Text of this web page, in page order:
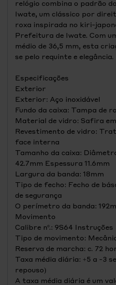
relógio combina o padrão
Iwate, um clássico por
roxa inspirada no kiri-
Prefeitura de Iwate. Com
médio de 36,5 mm, esta
se pelo requinte e elegância.
Especificações
Exterior
Exterior: Aço inoxidável
Fundo da caixa: Tampa de
Material de vidro: Safira
Revestimento de vidro:
face interna
Tamanho da caixa:
42.7mm Espessura 11.6mm
Largura da banda: 18mm
Tipo de fecho: Fecho de
de segurança
O perímetro da banda:
Movimento
Calibre nº.: 9S64 Instruções
Tipo de movimento:
Reserva de marcha: c. 72
Taxa média diária: +5 a -3
repouso)
A taxa média diária é um